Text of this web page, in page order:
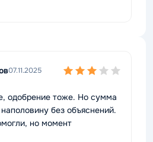
07.11.2025
одобрение тоже. Но сумма
без объяснений.
но момент